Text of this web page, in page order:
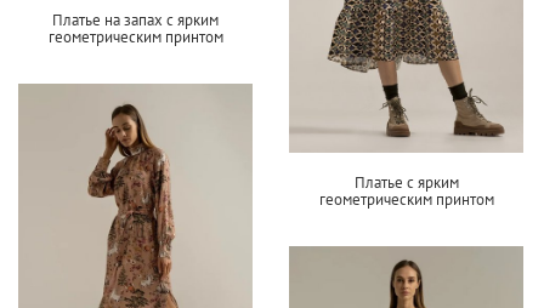
Платье на запах с ярким
геометрическим принтом
Платье с ярким
геометрическим принтом